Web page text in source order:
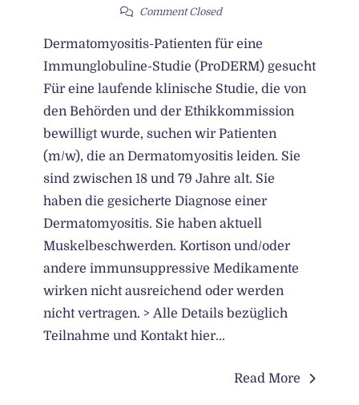
Comment Closed
Dermatomyositis-Patienten für eine
Immunglobuline-Studie (ProDERM) gesucht
Für eine laufende klinische Studie, die von
den Behörden und der Ethikkommission
bewilligt wurde, suchen wir Patienten
(m/w), die an Dermatomyositis leiden. Sie
sind zwischen 18 und 79 Jahre alt. Sie
haben die gesicherte Diagnose einer
Dermatomyositis. Sie haben aktuell
Muskelbeschwerden. Kortison und/oder
andere immunsuppressive Medikamente
wirken nicht ausreichend oder werden
nicht vertragen. > Alle Details bezüglich
Teilnahme und Kontakt hier...
Read More